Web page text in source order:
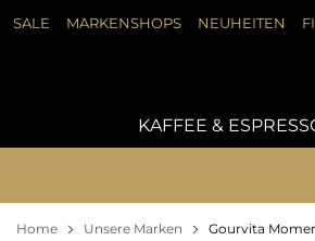
SALE MARKENSHOPS NEUHEITEN
KAFFEE &
Home Unsere Marken Gourvita